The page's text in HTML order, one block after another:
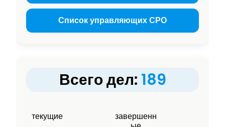
Список управляющих СРО
Всего дел: 189
текущие
завершенн